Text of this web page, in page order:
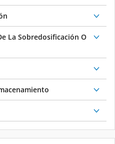
La Sobredosificación O